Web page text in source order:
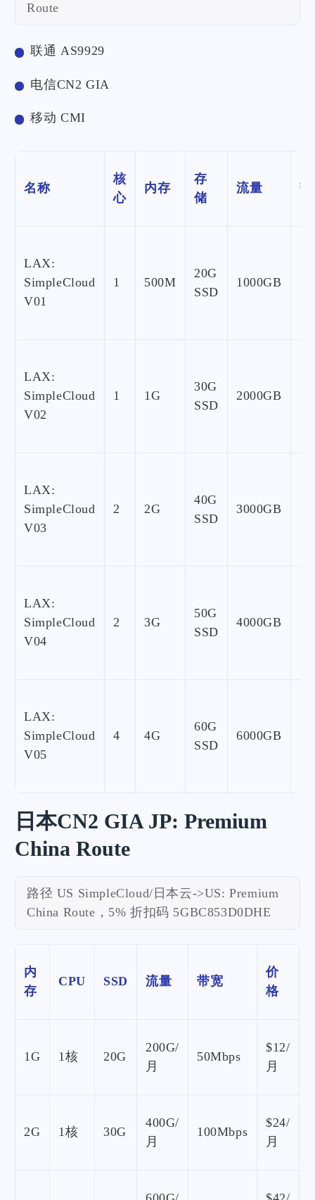
Route
联通 AS9929
电信CN2 GIA
移动 CMI
名称
核
心
内存
存
储
流量
LAX:
SimpleCloud
V01
1 500M
20G
SSD
1000GB
LAX:
SimpleCloud
V02
1 1G
30G
SSD
2000GB
LAX:
SimpleCloud
V03
2 2G
40G
SSD
3000GB
LAX:
SimpleCloud
V04
2 3G
50G
SSD
4000GB
LAX:
SimpleCloud
V05
4 4G
60G
SSD
6000GB
日本CN2 GIA JP: Premium
China Route
路径 US SimpleCloud/日本云->US: Premium
China Route，5% 折扣码 5GBC853D0DHE
内
存
CPU SSD 流量 带宽
价
格
1G 1核 20G
200G/
月
50Mbps
$12/
月
2G 1核 30G
400G/
月
100Mbps
$24/
月